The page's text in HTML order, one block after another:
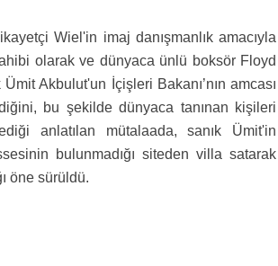
Wiel'in imaj danışmanlık amacıyla
olarak ve dünyaca ünlü boksör Floyd
Akbulut'un İçişleri Bakanı’nın amcası
bu şekilde dünyaca tanınan kişileri
anlatılan mütalaada, sanık Ümit'in
bulunmadığı siteden villa satarak
öne sürüldü.